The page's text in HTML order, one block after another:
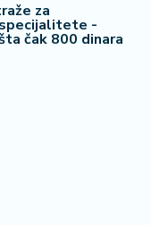
za
-
čak 800 dinara